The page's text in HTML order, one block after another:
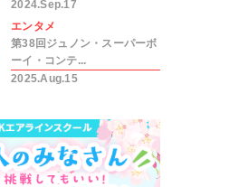
2024.Sep.17
エンタメ
第38回ジュノン・スーパーボ
ーイ・コンテ...
2025.Aug.15